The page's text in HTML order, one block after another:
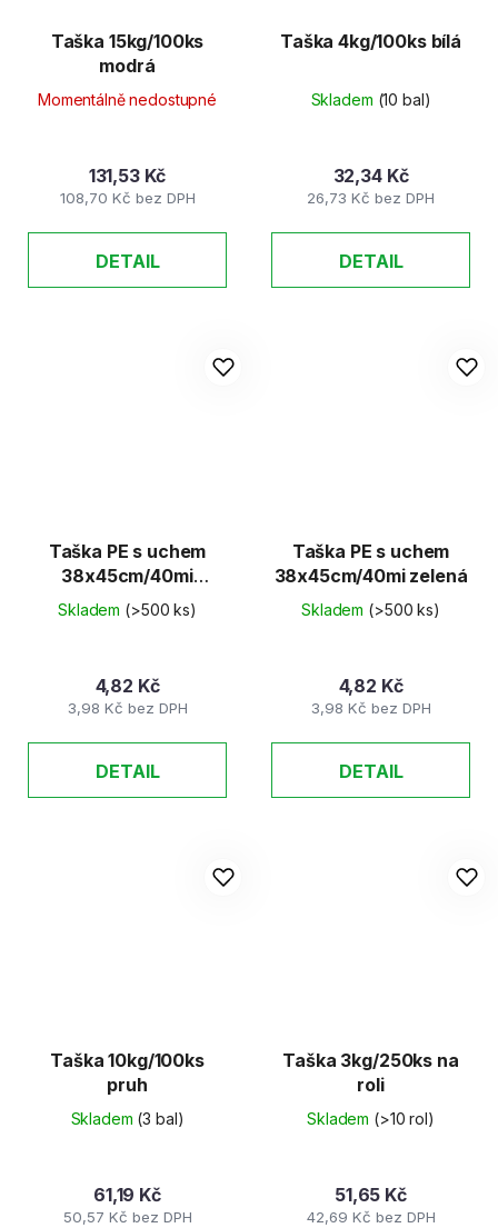
Taška 15kg/100ks
modrá
Momentálně nedostupné
108,70 Kč bez DPH
131,53 Kč
DETAIL
Taška 4kg/100ks bílá
Skladem (10 bal)
26,73 Kč bez DPH
32,34 Kč
DETAIL
Taška PE s uchem
38x45cm/40mi
červená
Skladem (>500 ks)
3,98 Kč bez DPH
4,82 Kč
DETAIL
Taška PE s uchem
38x45cm/40mi zelená
Skladem (>500 ks)
3,98 Kč bez DPH
4,82 Kč
DETAIL
Taška 10kg/100ks
pruh
Skladem (3 bal)
50,57 Kč bez DPH
61,19 Kč
Taška 3kg/250ks na
roli
Skladem (>10 rol)
42,69 Kč bez DPH
51,65 Kč